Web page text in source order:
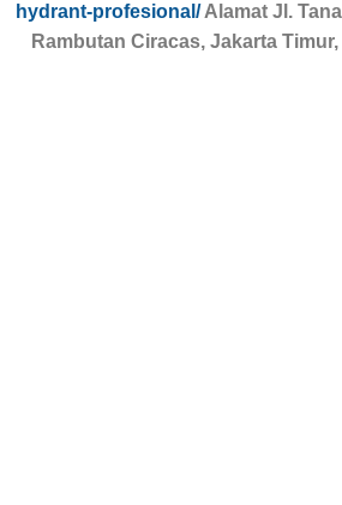
hydrant-profesional/Alamat Jl.
Rambutan Ciracas, Jakarta